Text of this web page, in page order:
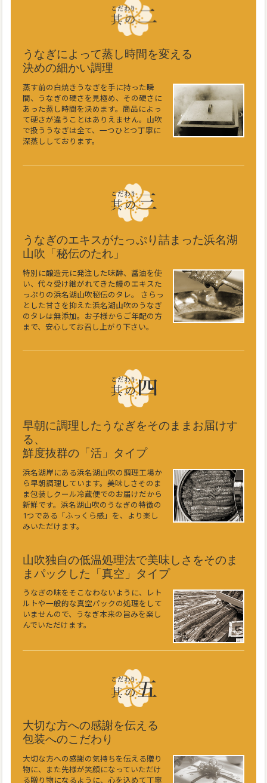
うなぎによって蒸し時間を変える
決めの細かい調理
蒸す前の白焼きうなぎを手に持った瞬
間、うなぎの硬さを見極め、その硬さに
あった蒸し時間を決めます。商品によっ
て硬さが違うことはありえません。山吹
で扱ううなぎは全て、一つひとつ丁寧に
深蒸ししております。
うなぎのエキスがたっぷり詰まった浜名湖
山吹「秘伝のたれ」
特別に醸造元に発注した味醂、醤油を使
い、代々受け継がれてきた鰻のエキスた
っぷりの浜名湖山吹秘伝のタレ。 さらっ
とした甘さを抑えた浜名湖山吹のうなぎ
のタレは無添加。お子様からご年配の方
まで、安心してお召し上がり下さい。
早朝に調理したうなぎをそのままお届けす
る、
鮮度抜群の「活」タイプ
浜名湖岸にある浜名湖山吹の調理工場か
ら早朝調理しています。美味しさそのま
ま包装しクール冷蔵便でのお届けだから
新鮮です。浜名湖山吹のうなぎの特徴の
1つである「ふっくら感」を、より楽し
みいただけます。
山吹独自の低温処理法で美味しさをそのま
まパックした「真空」タイプ
うなぎの味をそこなわないように、レト
ルトや一般的な真空パックの処理をして
いませんので、うなぎ本来の旨みを楽し
んでいただけます。
大切な方への感謝を伝える
包装へのこだわり
大切な方への感謝の気持ちを伝える贈り
物に、また先様が笑顔になっていただけ
る贈り物になるように、心を込めて丁寧